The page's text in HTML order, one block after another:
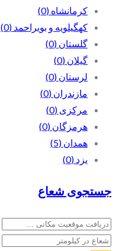
کرمانشاه (0)
کهگیلویه و بویراحمد (0)
گلستان (0)
گیلان (0)
لرستان (0)
مازندران (0)
مرکزی (0)
هرمزگان (0)
همدان (5)
یزد (0)
جستجوی شعاع